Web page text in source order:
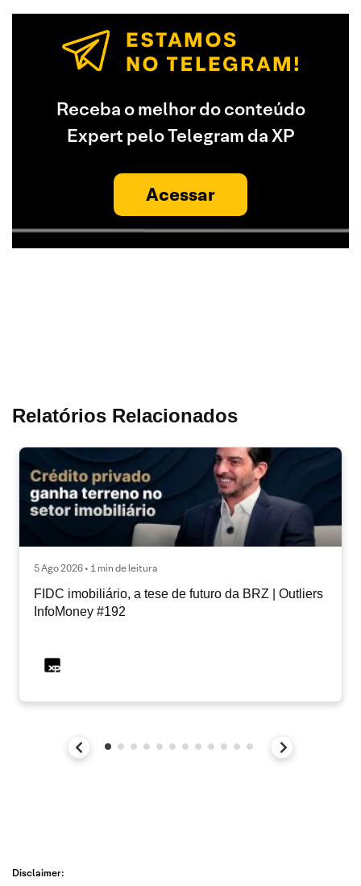
Receba o melhor do conteúdo
Expert pelo Telegram da XP
Acessar
Relatórios Relacionados
5 Ago 2026 • 1 min de leitura
FIDC imobiliário, a tese de futuro da BRZ | Outliers
InfoMoney #192
Disclaimer: